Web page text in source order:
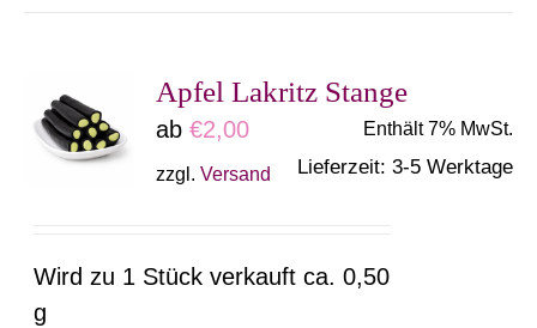
auf.
Die
Optionen
der
Apfel Lakritz Stange
ab€2,00 Enthält 7% MwSt.
zzgl.Versand Lieferzeit: 3-5 Werktage
Wird zu 1 Stück verkauft ca. 0,50
g